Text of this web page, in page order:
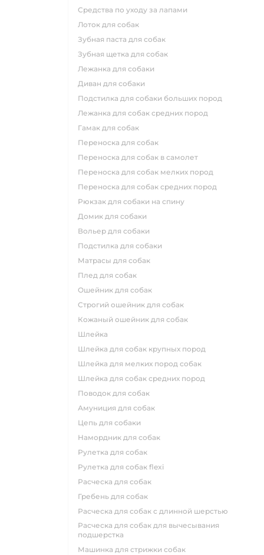
средства по уходу за лапами
лоток для собак
зубная паста для собак
зубная щетка для собак
лежанка для собаки
диван для собаки
подстилка для собаки больших пород
лежанка для собак средних пород
гамак для собак
переноска для собак
переноска для собак в самолет
переноска для собак мелких пород
переноска для собак средних пород
рюкзак для собаки на спину
домик для собаки
вольер для собаки
подстилка для собаки
матрасы для собак
плед для собак
ошейник для собак
строгий ошейник для собак
кожаный ошейник для собак
шлейка
шлейка для собак крупных пород
шлейка для мелких пород собак
шлейка для собак средних пород
поводок для собак
амуниция для собак
цепь для собаки
намордник для собак
рулетка для собак
рулетка для собак flexi
расческа для собак
гребень для собак
расческа для собак с длинной шерстью
расческа для собак для вычесывания
подшерстка
машинка для стрижки собак